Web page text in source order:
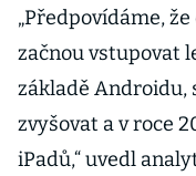
„Předpovídáme,
začnou vstupovat
základě Androidu,
zvyšovat a v roce
iPadů,“ uvedl